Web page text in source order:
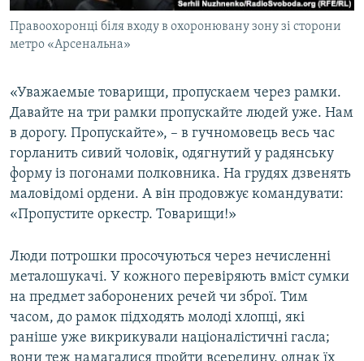
Правоохоронці біля входу в охоронювану зону зі сторони
метро «Арсенальна»
«Уважаемые товарищи, пропускаем через рамки.
Давайте на три рамки пропускайте людей уже. Нам
в дорогу. Пропускайте», – в гучномовець весь час
горланить сивий чоловік, одягнутий у радянську
форму із погонами полковника. На грудях дзвенять
маловідомі ордени. А він продовжує командувати:
«Пропустите оркестр. Товарищи!»
Люди потрошки просочуються через нечисленні
металошукачі. У кожного перевіряють вміст сумки
на предмет заборонених речей чи зброї. Тим
часом, до рамок підходять молоді хлопці, які
раніше уже викрикували націоналістичні гасла;